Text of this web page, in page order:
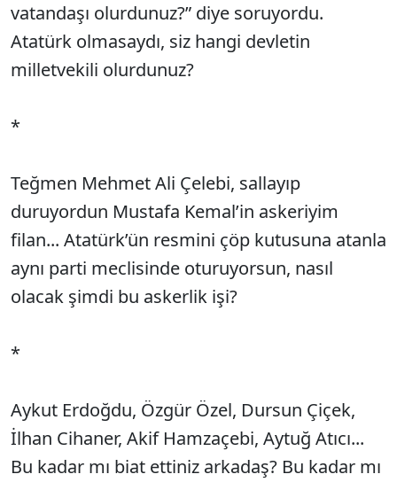
vatandaşı olurdunuz?” diye soruyordu.
Atatürk olmasaydı, siz hangi devletin
milletvekili olurdunuz?
*
Teğmen Mehmet Ali Çelebi, sallayıp
duruyordun Mustafa Kemal’in askeriyim
filan... Atatürk’ün resmini çöp kutusuna atanla
aynı parti meclisinde oturuyorsun, nasıl
olacak şimdi bu askerlik işi?
*
Aykut Erdoğdu, Özgür Özel, Dursun Çiçek,
İlhan Cihaner, Akif Hamzaçebi, Aytuğ Atıcı...
Bu kadar mı biat ettiniz arkadaş? Bu kadar mı